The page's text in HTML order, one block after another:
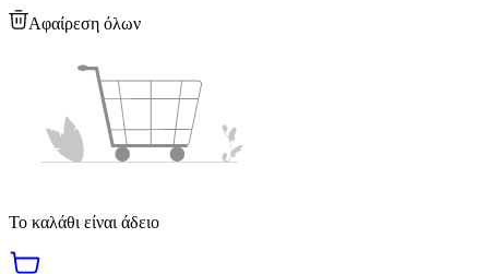
Αφαίρεση όλων
Το καλάθι είναι άδειο